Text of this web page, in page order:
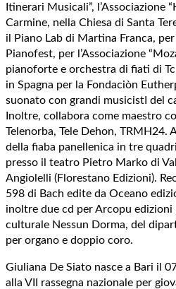
Itinerari Musicali”, l’Associazione
Carmine, nella Chiesa di Santa
il Piano Lab di Martina Franca,
Pianofest, per l’Associazione
pianoforte e orchestra di ﬁati di
in Spagna per la Fondaciòn
suonato con grandi musicistI del
Inoltre, collabora come maestro
Telenorba, Tele Dehon,
della ﬁaba panellenica in tre
presso il teatro Pietro Marko di
Angiolelli (Florestano Edizioni).
598 di Bach edite da Oceano
inoltre due cd per Arcopu
culturale Nessun Dorma, del
per organo e doppio coro.
Giuliana De Siato nasce a Bari il
alla VII rassegna nazionale per